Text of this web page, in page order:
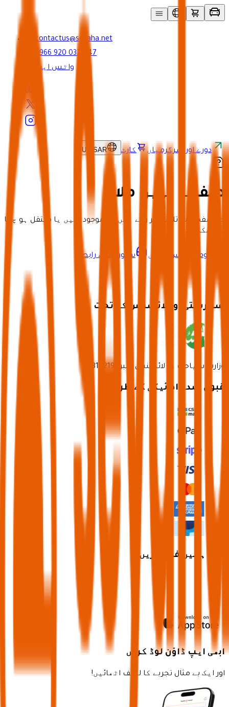
contactus@seyaha.net
+966 920 032 547
واٹس ایپ
دورے اور سرگرمیاں کارٹ UR SAR
صفحہ نہیں ملا
جو صفحہ آپ تلاش کر رہے ہیں وہ موجود نہیں یا منتقل ہو چکا
ہو سکتا ہے۔
ہوم پر واپس جائیں سپورٹ سے رابطہ
سرپرستی اور لائسنس کے تحت
وزارتِ سیاحت کا لائسنس نمبر 73102191
قبول شدہ ادائیگی کے طریقے
ابھی ہمیں فالو کریں
ابھی ایپ ڈاؤن لوڈ کریں
اور ایک بے مثال تجربے کا لطف اٹھائیں!